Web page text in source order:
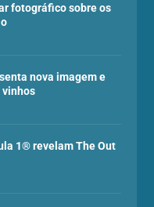
fotográfico sobre os
nova imagem e
vinhos
1® revelam The Out